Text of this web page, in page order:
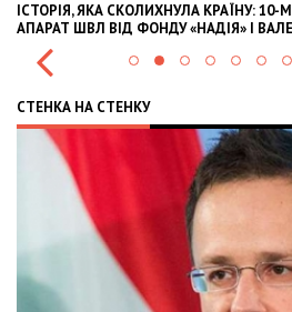
КРАЇНУ: 10-МІСЯЧНИЙ МАРК
«НАДІЯ» І ВАЛЕРІЯ ДУБІЛЯ
СТЕНКА НА СТЕНКУ